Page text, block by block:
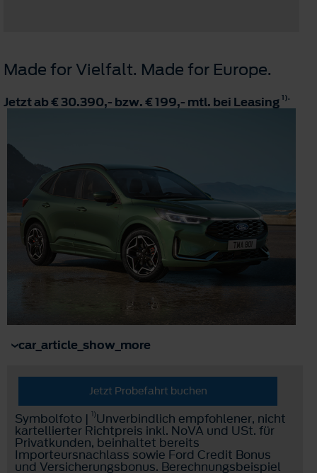
Made for Vielfalt. Made for Europe.
Jetzt ab € 30.390,- bzw. € 199,- mtl. bei Leasing 1).
car_article_show_more
Jetzt Probefahrt buchen
Symbolfoto | 1)Unverbindlich empfohlener, nicht
kartellierter Richtpreis inkl. NoVA und USt. für
Privatkunden, beinhaltet bereits
Importeursnachlass sowie Ford Credit Bonus
und Versicherungsbonus. Berechnungsbeispiel